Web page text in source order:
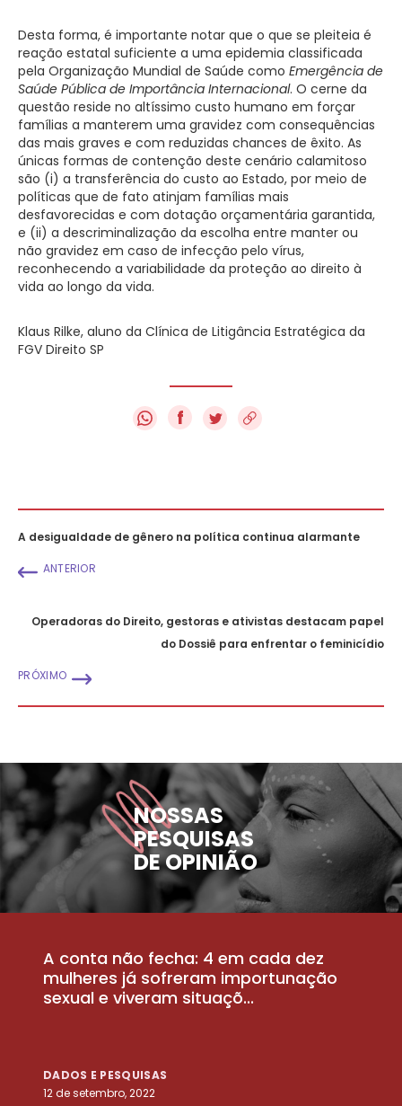
Desta forma, é importante notar que o que se pleiteia é
reação estatal suficiente a uma epidemia classificada
pela Organização Mundial de Saúde como Emergência de
Saúde Pública de Importância Internacional. O cerne da
questão reside no altíssimo custo humano em forçar
famílias a manterem uma gravidez com consequências
das mais graves e com reduzidas chances de êxito. As
únicas formas de contenção deste cenário calamitoso
são (i) a transferência do custo ao Estado, por meio de
políticas que de fato atinjam famílias mais
desfavorecidas e com dotação orçamentária garantida,
e (ii) a descriminalização da escolha entre manter ou
não gravidez em caso de infecção pelo vírus,
reconhecendo a variabilidade da proteção ao direito à
vida ao longo da vida.
Klaus Rilke, aluno da Clínica de Litigância Estratégica da
FGV Direito SP
f
A desigualdade de gênero na política continua alarmante
ANTERIOR
Operadoras do Direito, gestoras e ativistas destacam papel
do Dossiê para enfrentar o feminicídio
PRÓXIMO
NOSSAS
PESQUISAS
DE OPINIÃO
A conta não fecha: 4 em cada dez
mulheres já sofreram importunação
sexual e viveram situaçõ...
DADOS E PESQUISAS
12 de setembro, 2022